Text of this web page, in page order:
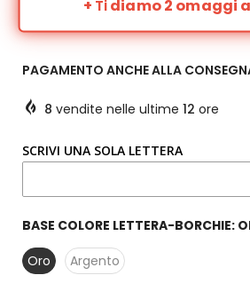
ingrandire
+Tidiamo 2 omaggi
PAGAMENTO ANCHE ALLA
8 vendite nelle ultime 12 ore
SCRIVI UNA SOLA LETTERA
BASE COLORE LETTERA-BORCHIE:
Oro
Argento